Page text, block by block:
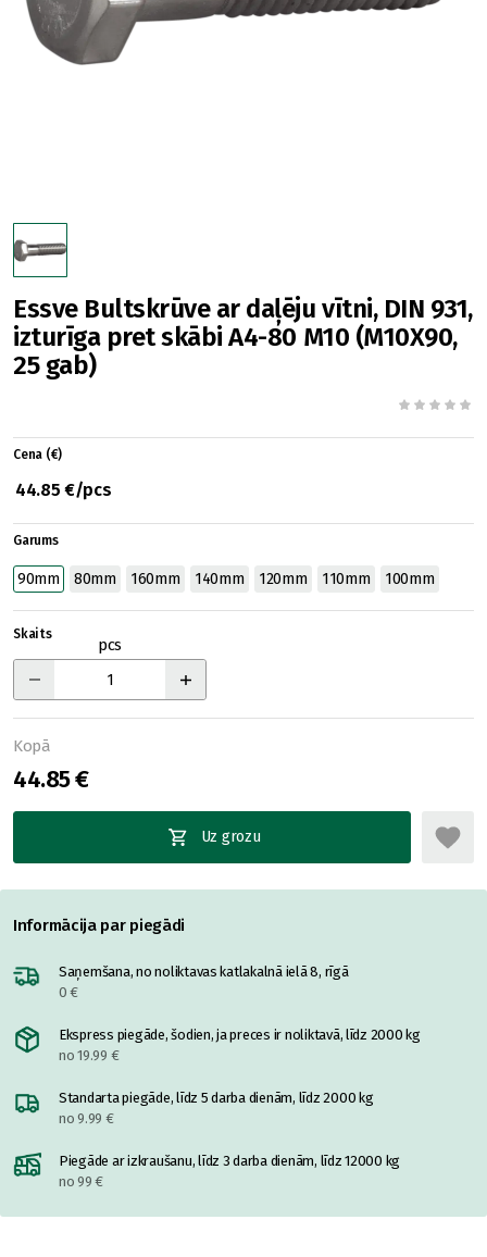
Essve Bultskrūve ar daļēju vītni, DIN 931,
izturīga pret skābi A4-80 M10 (M10X90,
25 gab)
Cena (€)
44.85 €/pcs
Garums
90mm 80mm 160mm 140mm 120mm 110mm 100mm
Skaits
pcs
Kopā
44.85 €
Uz grozu
Informācija par piegādi
Saņemšana, no noliktavas katlakalnā ielā 8, rīgā
0 €
Ekspress piegāde, šodien, ja preces ir noliktavā, līdz 2000 kg
no 19.99 €
Standarta piegāde, līdz 5 darba dienām, līdz 2000 kg
no 9.99 €
Piegāde ar izkraušanu, līdz 3 darba dienām, līdz 12000 kg
no 99 €